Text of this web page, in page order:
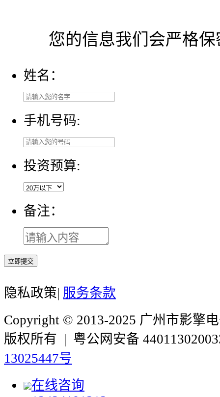
您的信息我们会严格
姓名：
手机号码:
投资预算:
备注：
立即提交
隐私政策| 服务条款
Copyright © 2013-2025 广州市影擎
版权所有 | 粤公网安备
13025447号
在线咨询